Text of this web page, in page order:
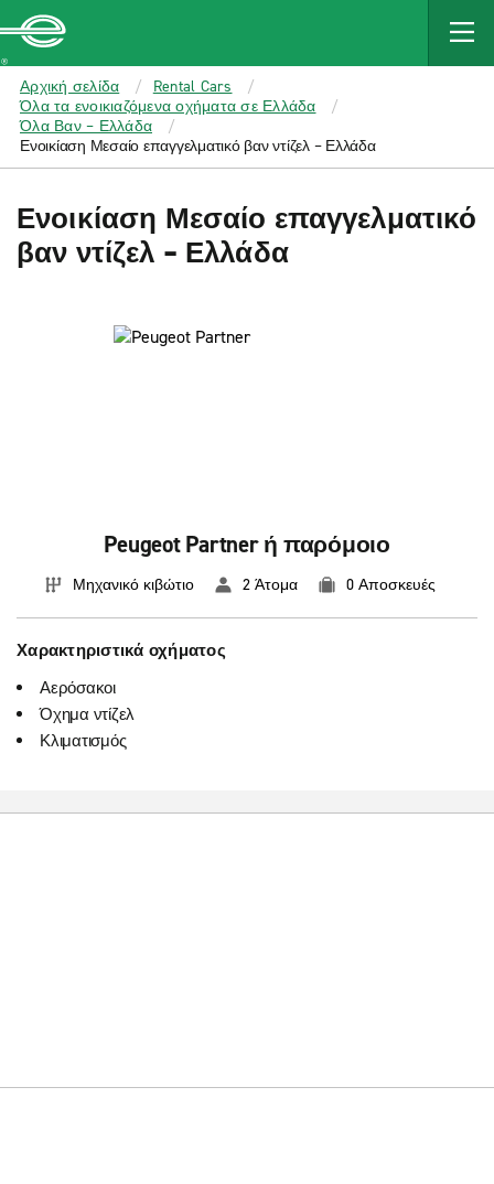
MAIN
CONTENT
Enterprise
Αρχική σελίδα
Rental Cars
Όλα τα ενοικιαζόμενα οχήματα σε Ελλάδα
Όλα Βαν – Ελλάδα
Ενοικίαση Μεσαίο επαγγελματικό βαν ντίζελ – Ελλάδα
Ενοικίαση Μεσαίο επαγγελματικό
βαν ντίζελ – Ελλάδα
Peugeot Partner ή παρόμοιο
Μηχανικό κιβώτιο 2 Άτομα 0 Αποσκευές
Χαρακτηριστικά οχήματος
Αερόσακοι
Όχημα ντίζελ
Κλιματισμός